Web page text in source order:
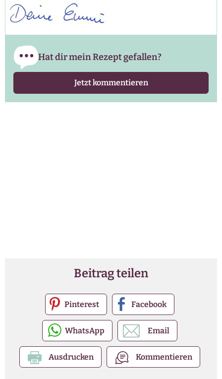
Hat dir mein Rezept gefallen?
Jetzt kommentieren
Beitrag teilen
Pinterest Facebook
WhatsApp Email
Ausdrucken Kommentieren